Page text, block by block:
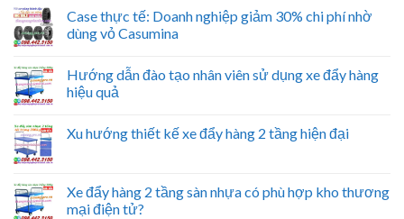
Case thực tế: Doanh nghiệp giảm 30% chi phí nhờ
dùng vỏ Casumina
Hướng dẫn đào tạo nhân viên sử dụng xe đẩy hàng
hiệu quả
Xu hướng thiết kế xe đẩy hàng 2 tầng hiện đại
Xe đẩy hàng 2 tầng sàn nhựa có phù hợp kho thương
mại điện tử?